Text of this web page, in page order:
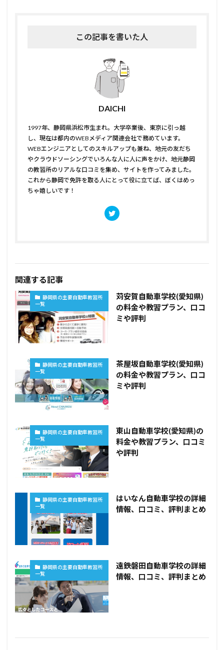
この記事を書いた人
DAICHI
1997年、静岡県浜松市生まれ。大学卒業後、東京に引っ越
し、現在は都内のWEBメディア関連会社で務めています。
WEBエンジニアとしてのスキルアップも兼ね、地元の友だち
やクラウドソーシングでいろんな人に人に声をかけ、地元静岡
の教習所のリアルな口コミを集め、サイトを作ってみました。
これから静岡で免許を取る人にとって役に立てば、ぼくはめっ
ちゃ嬉しいです！
関連する記事
静岡県の主要自動車教習所
一覧
苅安賀自動車学校(愛知県)
の料金や教習プラン、口コ
ミや評判
静岡県の主要自動車教習所
一覧
茶屋坂自動車学校(愛知県)
の料金や教習プラン、口コ
ミや評判
静岡県の主要自動車教習所
一覧
東山自動車学校(愛知県)の
料金や教習プラン、口コミ
や評判
静岡県の主要自動車教習所
一覧
はいなん自動車学校の詳細
情報、口コミ、評判まとめ
静岡県の主要自動車教習所
一覧
遠鉄磐田自動車学校の詳細
情報、口コミ、評判まとめ